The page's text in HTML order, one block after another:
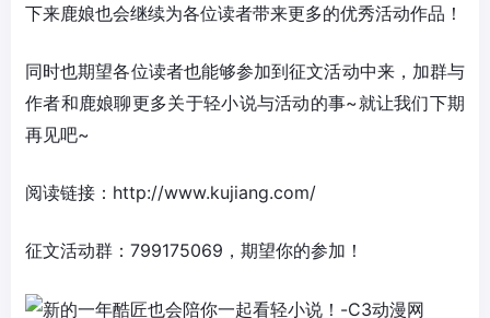
下来鹿娘也会继续为各位读者带来更多的优秀活动作品！
同时也期望各位读者也能够参加到征文活动中来，加群与
作者和鹿娘聊更多关于轻小说与活动的事~就让我们下期
再见吧~
阅读链接：http://www.kujiang.com/
征文活动群：799175069，期望你的参加！